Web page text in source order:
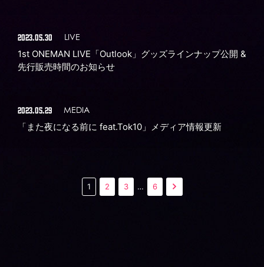
2023.05.30 LIVE
1st ONEMAN LIVE「Outlook」グッズラインナップ公開 &
先行販売時間のお知らせ
2023.05.29 MEDIA
「また夜になる前に feat.Tok10」メディア情報更新
1 2 3 … 6